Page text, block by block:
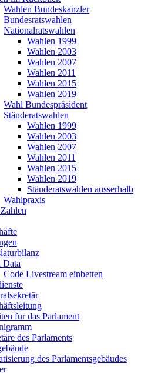
Wahlen Bundeskanzler
Bundesratswahlen
Nationalratswahlen
Wahlen 1999
Wahlen 2003
Wahlen 2007
Wahlen 2011
Wahlen 2015
Wahlen 2019
Wahl Bundespräsident
Ständeratswahlen
Wahlen 1999
Wahlen 2003
Wahlen 2007
Wahlen 2011
Wahlen 2015
Wahlen 2019
Ständeratswahlen ausserhalb
Wahlpraxis
Data
Code Livestream einbetten
für das Parlament
des Parlaments
des Parlamentsgebäudes